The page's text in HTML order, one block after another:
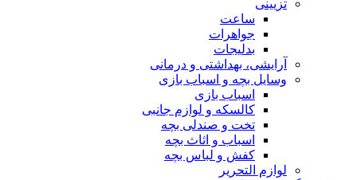
تزیینی
ساعت
جواهرات
بدلیجات
آرایشی، بهداشتی و درمانی
وسایل بچه و اسباب بازی
اسباب بازی
کالسکه و لوازم جانبی
تخت و صندلی بچه
اسباب و اثاث بچه
کفش و لباس بچه
لوازم التحریر